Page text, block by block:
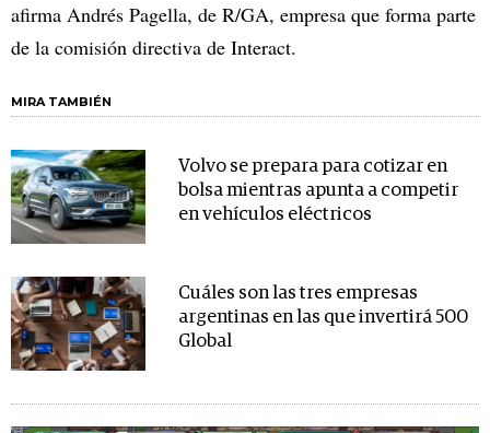
afirma Andrés Pagella, de R/GA, empresa que forma parte
de la comisión directiva de Interact.
MIRA TAMBIÉN
Volvo se prepara para cotizar en
bolsa mientras apunta a competir
en vehículos eléctricos
Cuáles son las tres empresas
argentinas en las que invertirá 500
Global